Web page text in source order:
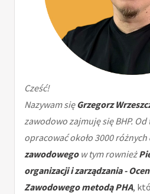
Cześć!
Nazywam sięGrzegorz
zawodowo zajmuję się BHP. Od
opracować około 3000 różnych
zawodowegow tym rownież
organizacji i zarządzania -
Zawodowego metodą PHA,